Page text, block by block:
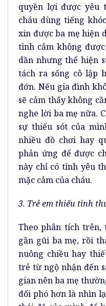
quyền lợi được yêu
cháu dùng tiếng
xin được ba mẹ hiện
tình cảm không
dần nhưng thể hiện
tách ra sống cô lập
đớn. Nếu gia đình
sẽ cảm thấy không
nghe lời ba mẹ nữa.
sự thiếu sót của
nhiều đồ chơi hay
phản ứng để được
này chỉ có tình yêu
mặc cảm của cháu.
3. Trẻ em thiếu tình
Theo phân tích
gần gũi ba mẹ, rồi
nuông chiều hay
trẻ từ ngộ nhận đến
gian nên ba mẹ
đối phó hơn là nhìn